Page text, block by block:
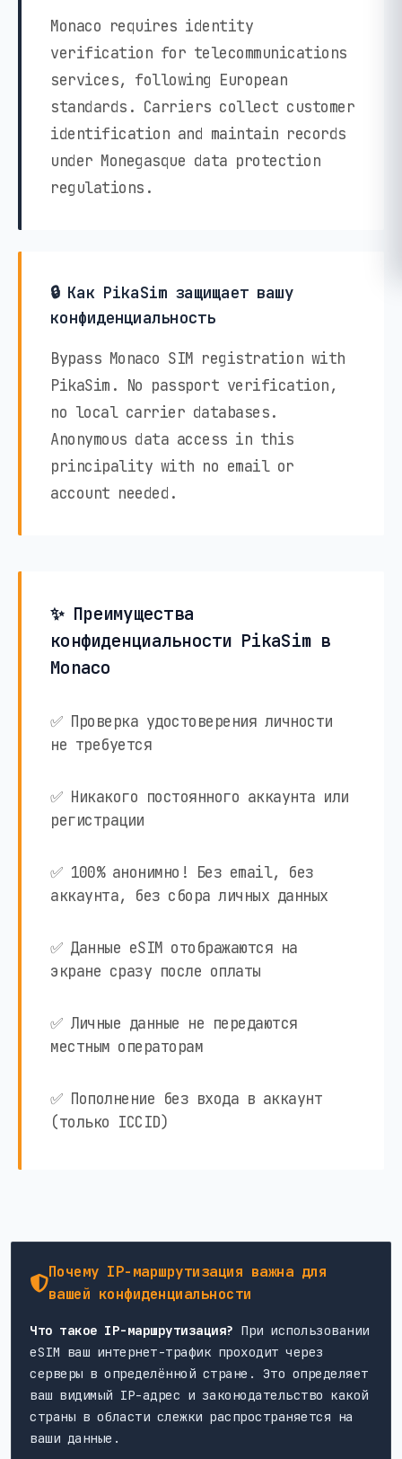
Monaco requires identity
verification for telecommunications
services, following European
standards. Carriers collect customer
identification and maintain records
under Monegasque data protection
regulations.
🔒 Как PikaSim защищает вашу
конфиденциальность
Bypass Monaco SIM registration with
PikaSim. No passport verification,
no local carrier databases.
Anonymous data access in this
principality with no email or
account needed.
✨ Преимущества
конфиденциальности PikaSim в
Monaco
✅ Проверка удостоверения личности
не требуется
✅ Никакого постоянного аккаунта или
регистрации
✅ 100% анонимно! Без email, без
аккаунта, без сбора личных данных
✅ Данные eSIM отображаются на
экране сразу после оплаты
✅ Личные данные не передаются
местным операторам
✅ Пополнение без входа в аккаунт
(только ICCID)
Почему IP-маршрутизация важна для
вашей конфиденциальности
Что такое IP-маршрутизация? При использовании
eSIM ваш интернет-трафик проходит через
серверы в определённой стране. Это определяет
ваш видимый IP-адрес и законодательство какой
страны в области слежки распространяется на
ваши данные.